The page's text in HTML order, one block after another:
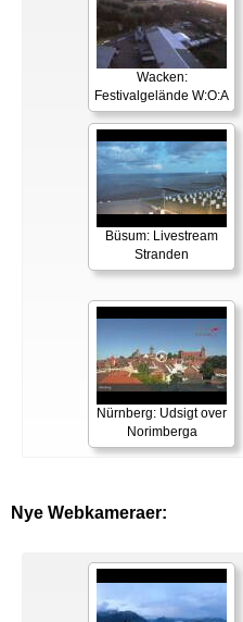
Wacken:
Festivalgelände W:O:A
Büsum: Livestream
Stranden
Nürnberg: Udsigt over
Norimberga
Nye Webkameraer: